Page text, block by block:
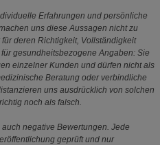
Erfahrungen und persönliche
uns diese Aussagen nicht zu
deren Richtigkeit, Vollständigkeit
gesundheitsbezogene Angaben: Sie
einzelner Kunden und dürfen nicht als
Beratung oder verbindliche
uns ausdrücklich von solchen
noch als falsch.
negative Bewertungen. Jede
geprüft und nur